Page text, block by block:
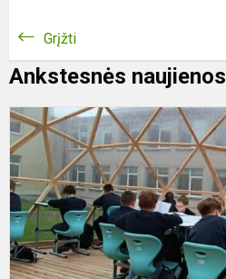
Grįžti
Ankstesnės naujienos